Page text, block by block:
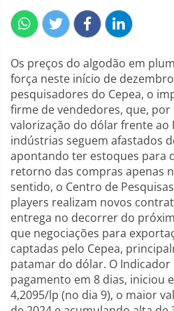
Os preços do algodão em
força neste início de
pesquisadores do Cepea, o
firme de vendedores, que, por
valorização do dólar frente ao
indústrias seguem afastados
apontando ter estoques para
retorno das compras apenas
sentido, o Centro de
players realizam novos
entrega no decorrer do
que negociações para
captadas pelo Cepea,
patamar do dólar. O Indicador
pagamento em 8 dias, iniciou
4,2095/lp (no dia 9), o maior